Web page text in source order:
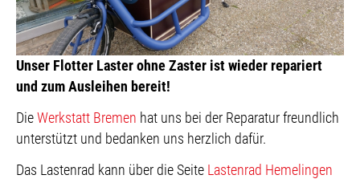
Unser Flotter Laster ohne Zaster ist wieder repariert
und zum Ausleihen bereit!
Die Werkstatt Bremen hat uns bei der Reparatur freundlich
unterstützt und bedanken uns herzlich dafür.
Das Lastenrad kann über die Seite Lastenrad Hemelingen